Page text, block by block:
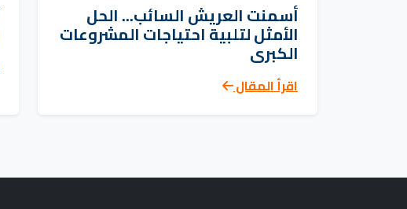
أسمنت العريش السائب... الحل
الأمثل لتلبية احتياجات المشروعات
الكبرى
اقرأ المقال